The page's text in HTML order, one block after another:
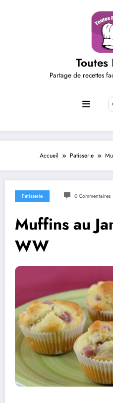
Toutes
Partage de recettes
Accueil Patisserie
Patisserie 0 Commentaires
Muffins au
WW